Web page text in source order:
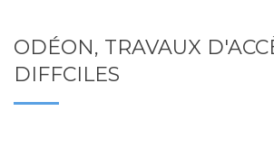
ODÉON, TRAVAUX
DIFFCILES